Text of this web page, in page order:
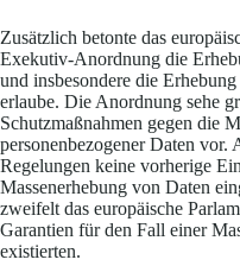
Zusätzlich betonte das
Exekutiv-Anordnung die
und insbesondere die
erlaube. Die Anordnung sehe
Schutzmaßnahmen gegen die
personenbezogener Daten vor.
Regelungen keine vorherige
Massenerhebung von Daten
zweifelt das europäische
Garantien für den Fall einer
existierten.